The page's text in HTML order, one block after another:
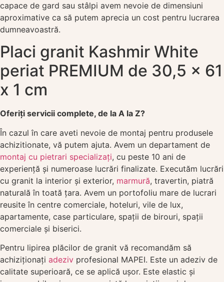
capace de gard sau stâlpi avem nevoie de dimensiuni
aproximative ca să putem aprecia un cost pentru lucrarea
dumneavoastră.
Placi granit Kashmir White
periat PREMIUM de 30,5 x 61
x 1 cm
Oferiți servicii complete, de la A la Z?
În cazul în care aveti nevoie de montaj pentru produsele
achizitionate, vă putem ajuta. Avem un departament de
montaj cu pietrari specializați, cu peste 10 ani de
experiență și numeroase lucrări finalizate. Executăm lucrări
cu granit la interior și exterior, marmură, travertin, piatră
naturală în toată țara. Avem un portofoliu mare de lucrari
reusite în centre comerciale, hoteluri, vile de lux,
apartamente, case particulare, spații de birouri, spații
comerciale și biserici.
Pentru lipirea plăcilor de granit vă recomandăm să
achiziționați adeziv profesional MAPEI. Este un adeziv de
calitate superioară, ce se aplică ușor. Este elastic și